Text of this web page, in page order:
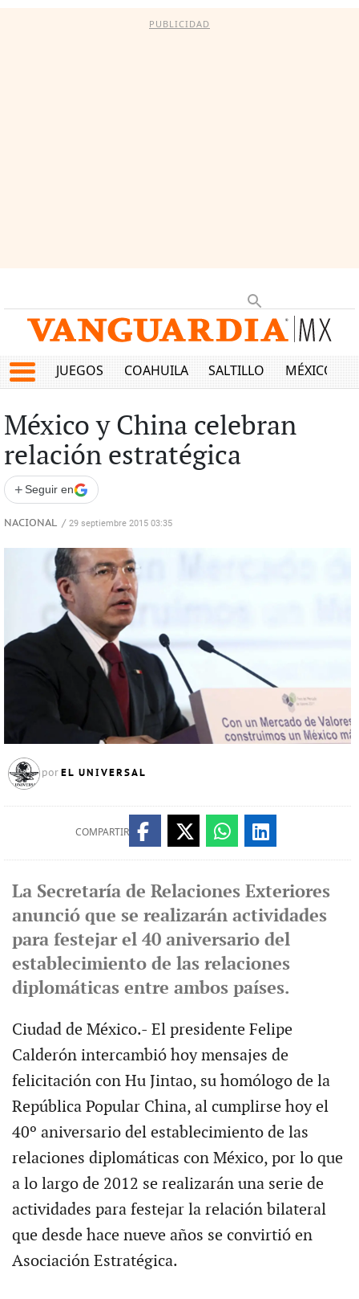
PUBLICIDAD
JUEGOS COAHUILA SALTILLO MÉXICO
México y China celebran
relación estratégica
+ Seguir en
NACIONAL / 29 septiembre 2015 03:35
por EL UNIVERSAL
COMPARTIR
La Secretaría de Relaciones Exteriores
anunció que se realizarán actividades
para festejar el 40 aniversario del
establecimiento de las relaciones
diplomáticas entre ambos países.
Ciudad de México.- El presidente Felipe
Calderón intercambió hoy mensajes de
felicitación con Hu Jintao, su homólogo de la
República Popular China, al cumplirse hoy el
40º aniversario del establecimiento de las
relaciones diplomáticas con México, por lo que
a lo largo de 2012 se realizarán una serie de
actividades para festejar la relación bilateral
que desde hace nueve años se convirtió en
Asociación Estratégica.